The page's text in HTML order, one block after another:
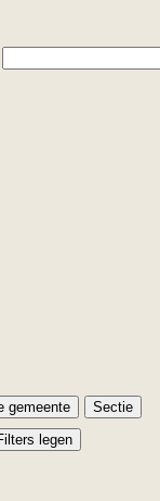
gemeente Sectie
legen